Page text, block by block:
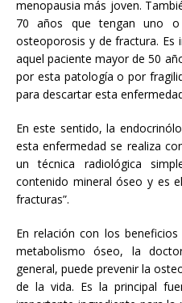
menopausia más joven.
70 años que tengan uno
osteoporosis y de fractura.
aquel paciente mayor de 50
por esta patología o por
para descartar esta
En este sentido, la
esta enfermedad se realiza
un técnica radiológica
contenido mineral óseo y es
fracturas”.
En relación con los
metabolismo óseo, la
general, puede prevenir la
de la vida. Es la principal